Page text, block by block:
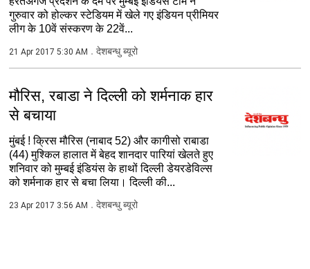
गुरुवार को होल्कर स्टेडियम में खेले गए इंडियन प्रीमियर
लीग के 10वें संस्करण के 22वें...
21 Apr 2017 5:30 AM देशबन्धु ब्यूरो
मौरिस, रबाडा ने दिल्ली को शर्मनाक हार
से बचाया
मुंबई ! क्रिस मौरिस (नाबाद 52) और कागीसो राबाडा
(44) मुश्किल हालात में बेहद शानदार पारियां खेलते हुए
शनिवार को मुम्बई इंडियंस के हाथों दिल्ली डेयरडेविल्स
को शर्मनाक हार से बचा लिया। दिल्ली की...
23 Apr 2017 3:56 AM देशबन्धु ब्यूरो